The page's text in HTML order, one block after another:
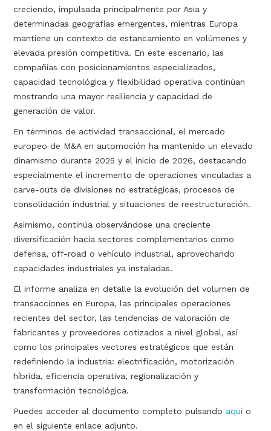
creciendo, impulsada principalmente por Asia y
determinadas geografías emergentes, mientras Europa
mantiene un contexto de estancamiento en volúmenes y
elevada presión competitiva. En este escenario, las
compañías con posicionamientos especializados,
capacidad tecnológica y flexibilidad operativa continúan
mostrando una mayor resiliencia y capacidad de
generación de valor.
En términos de actividad transaccional, el mercado
europeo de M&A en automoción ha mantenido un elevado
dinamismo durante 2025 y el inicio de 2026, destacando
especialmente el incremento de operaciones vinculadas a
carve-outs de divisiones no estratégicas, procesos de
consolidación industrial y situaciones de reestructuración.
Asimismo, continúa observándose una creciente
diversificación hacia sectores complementarios como
defensa, off-road o vehículo industrial, aprovechando
capacidades industriales ya instaladas.
El informe analiza en detalle la evolución del volumen de
transacciones en Europa, las principales operaciones
recientes del sector, las tendencias de valoración de
fabricantes y proveedores cotizados a nivel global, así
como los principales vectores estratégicos que están
redefiniendo la industria: electrificación, motorización
híbrida, eficiencia operativa, regionalización y
transformación tecnológica.
Puedes acceder al documento completo pulsando aquío
en el siguiente enlace adjunto.